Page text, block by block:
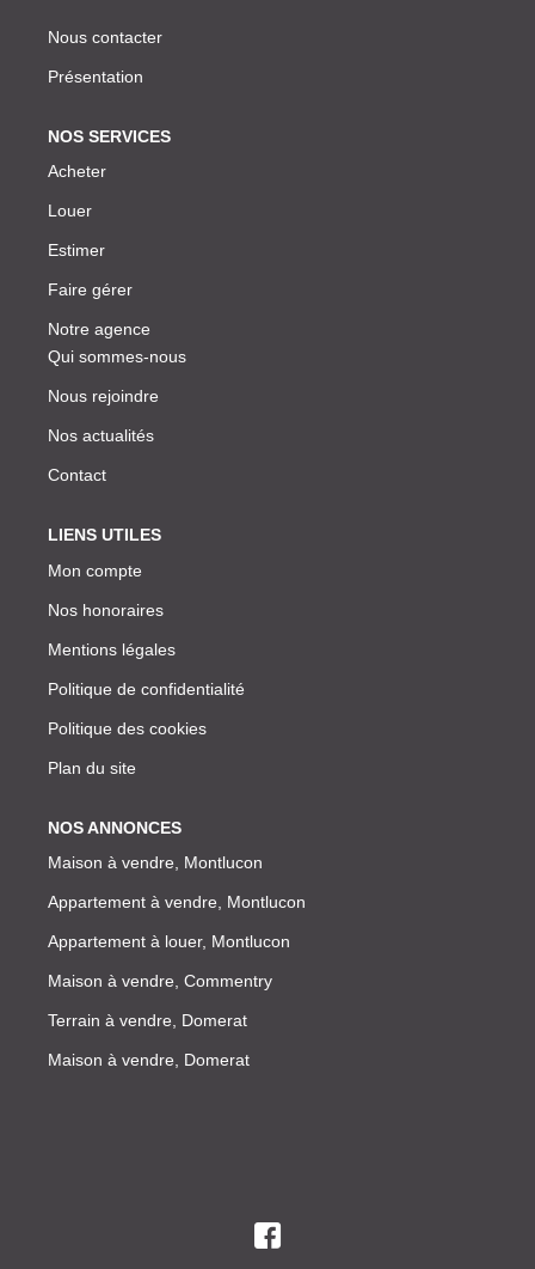
Nous contacter
Présentation
NOS SERVICES
Acheter
Louer
Estimer
Faire gérer
Notre agence
Qui sommes-nous
Nous rejoindre
Nos actualités
Contact
LIENS UTILES
Mon compte
Nos honoraires
Mentions légales
Politique de confidentialité
Politique des cookies
Plan du site
NOS ANNONCES
Maison à vendre, Montlucon
Appartement à vendre, Montlucon
Appartement à louer, Montlucon
Maison à vendre, Commentry
Terrain à vendre, Domerat
Maison à vendre, Domerat